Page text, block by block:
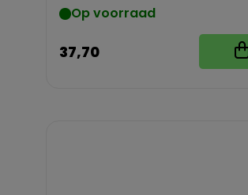
Op voorraad
37,70